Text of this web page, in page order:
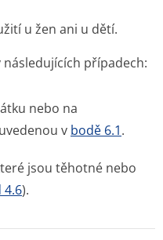
u žen ani u dětí.
případech:
nebo na
v bodě 6.1.
jsou těhotné nebo
4.6).